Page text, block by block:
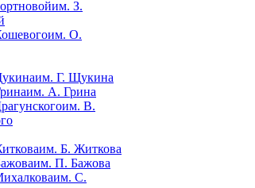
им. З.
им. О.
им. Г. Щукина
им. А. Грина
им. В.
им. Б. Житкова
им. П. Бажова
им. С.